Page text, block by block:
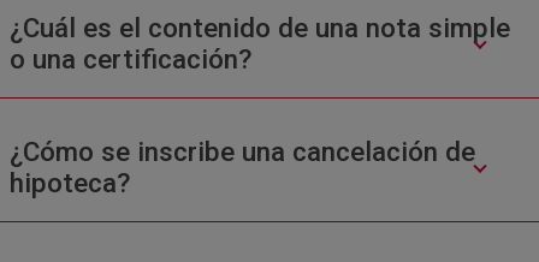
¿Cuál es el contenido de una nota simple
o una certificación?
¿Cómo se inscribe una cancelación de
hipoteca?